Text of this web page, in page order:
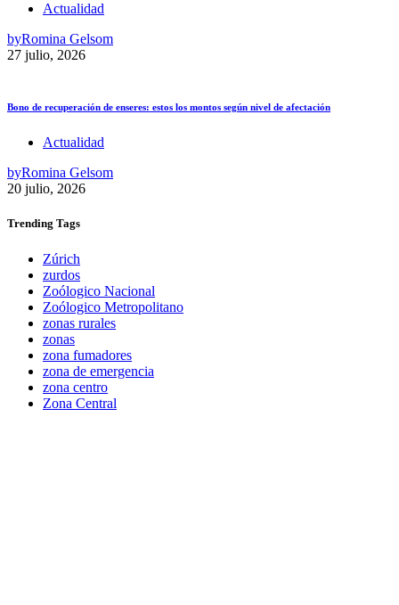
Actualidad
byRomina Gelsom
27 julio, 2026
Bono de recuperación de enseres: estos los montos según nivel de afectación
Actualidad
byRomina Gelsom
20 julio, 2026
Trending Tags
Zúrich
zurdos
Zoólogico Nacional
Zoólogico Metropolitano
zonas rurales
zonas
zona fumadores
zona de emergencia
zona centro
Zona Central